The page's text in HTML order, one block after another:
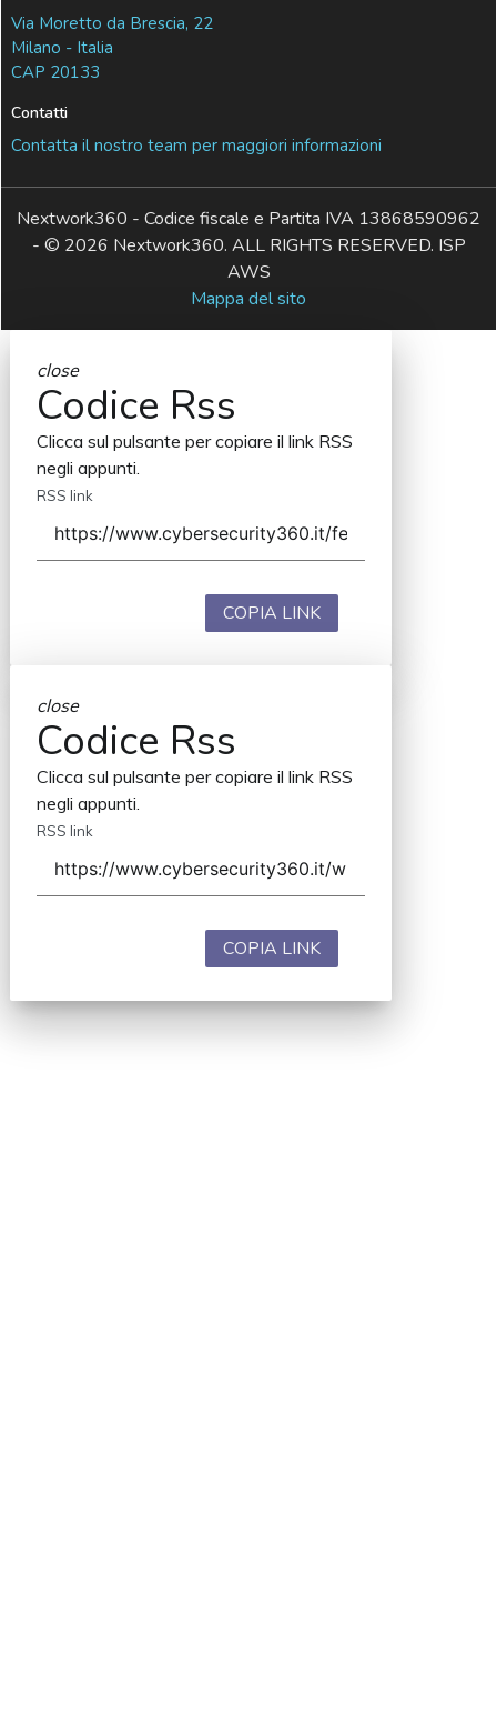
Via Moretto da Brescia, 22
Milano - Italia
CAP 20133
Contatti
Contatta il nostro team per maggiori informazioni
Nextwork360 - Codice fiscale e Partita IVA 13868590962
- © 2026 Nextwork360. ALL RIGHTS RESERVED. ISP
AWS
Mappa del sito
close
Codice Rss
Clicca sul pulsante per copiare il link RSS
negli appunti.
RSS link
COPIA LINK
close
Codice Rss
Clicca sul pulsante per copiare il link RSS
negli appunti.
RSS link
COPIA LINK